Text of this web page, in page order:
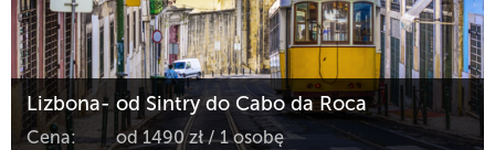
Lizbona- od Sintry do Cabo da Roca
Cena:
od 1490 zł / 1 osobę